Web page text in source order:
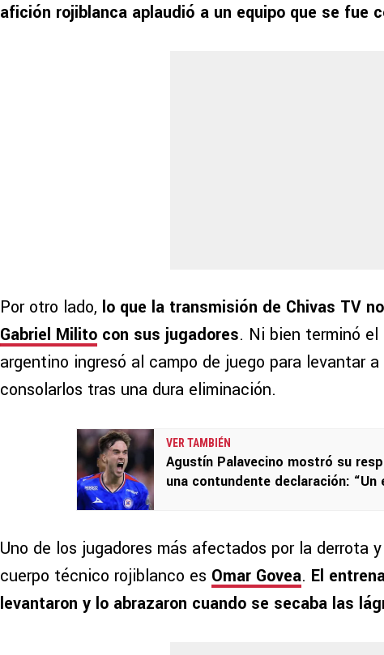
afición rojiblanca aplaudió a un equipo que se fue
Por otro lado, lo que la transmisión de Chivas TV
Gabriel Milito con sus jugadores. Ni bien terminó
argentino ingresó al campo de juego para levantar
consolarlos tras una dura eliminación.
VER TAMBIÉN
Agustín Palavecino mostró su
una contundente declaración: “Un
Uno de los jugadores más afectados por la derrota
cuerpo técnico rojiblanco es Omar Govea. El
levantaron y lo abrazaron cuando se secaba las